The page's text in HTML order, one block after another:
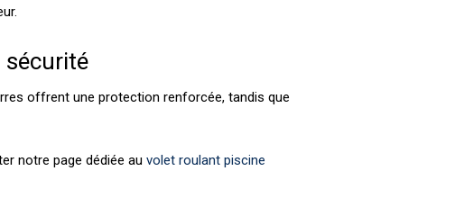
sécurité
offrent une protection renforcée, tandis que
notre page dédiée auvolet roulant piscine